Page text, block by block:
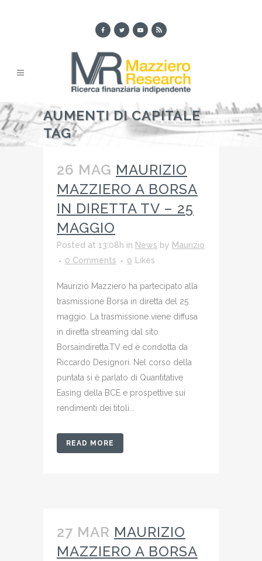
AUMENTI DI CAPITALE
TAG
26 MAG MAURIZIO
MAZZIERO A BORSA
IN DIRETTA TV – 25
MAGGIO
Posted at 13:08h in News by Maurizio
0 Comments
0 Likes
Maurizio Mazziero ha partecipato alla
trasmissione Borsa in diretta del 25
maggio. La trasmissione viene diffusa
in diretta streaming dal sito
Borsaindiretta.TV ed è condotta da
Riccardo Designori. Nel corso della
puntata si è parlato di Quantitative
Easing della BCE e prospettive sui
rendimenti dei titoli...
READ MORE
27 MAR MAURIZIO
MAZZIERO A BORSA